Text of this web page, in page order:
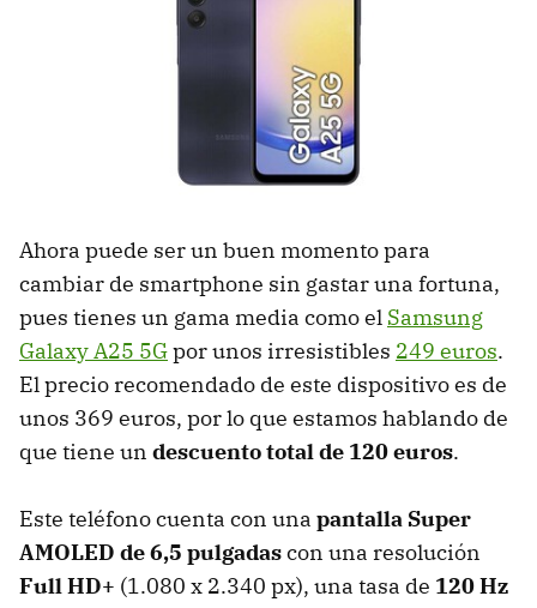
Ahora puede ser un buen momento para
cambiar de smartphone sin gastar una fortuna,
pues tienes un gama media como el Samsung
Galaxy A25 5Gpor unos irresistibles 249 euros.
El precio recomendado de este dispositivo es de
unos 369 euros, por lo que estamos hablando de
que tiene un descuento total de 120 euros.
Este teléfono cuenta con una pantalla Super
AMOLED de 6,5 pulgadascon una resolución
Full HD+ (1.080 x 2.340 px), una tasa de 120 Hz